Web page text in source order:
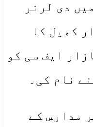
دی لرنر
کھیل کا
ایف سی کو
نام کی۔
مدارس کے